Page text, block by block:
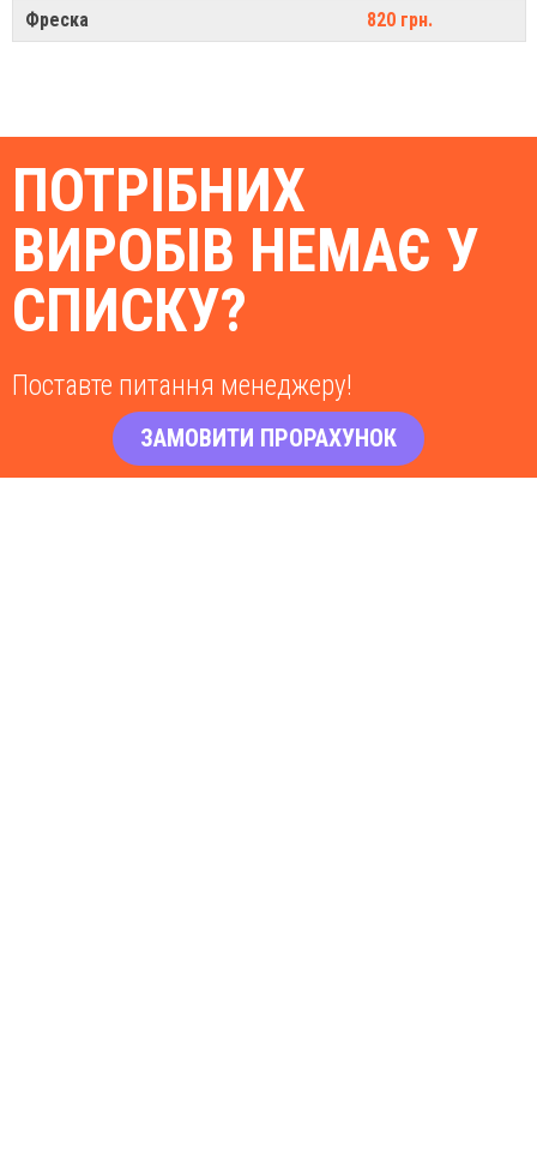
Фреска
820 грн.
ПОТРІБНИХ
ВИРОБІВ НЕМАЄ У
СПИСКУ?
Поставте питання менеджеру!
ЗАМОВИТИ ПРОРАХУНОК